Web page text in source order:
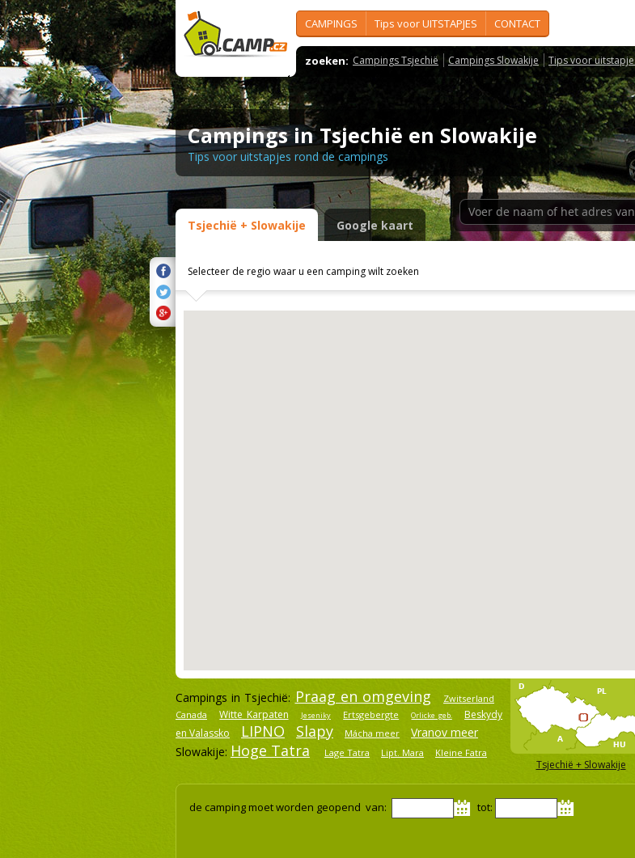
CAMPINGS Tips voor UITSTAPJES CONTACT
zoeken: Campings Tsjechië Campings Slowakije Tips voor
Campings in Tsjechië en Slowakije
Tips voor uitstapjes rond de campings
Tsjechië + Slowakije Google kaart
Selecteer de regio waar u een camping wilt zoeken
Campings in Tsjechië: Praag en omgeving
Zwitserland
Canada
Witte Karpaten Jeseniky Ertsgebergte Orlicke geb.
Beskydy
en Valassko
LIPNO Slapy Mácha meer
Vranov meer
Slowakije: Hoge Tatra Lage Tatra Lipt. Mara Kleine Fatra
Tsjechië + Slowakije
de camping moet worden geopend van: tot: